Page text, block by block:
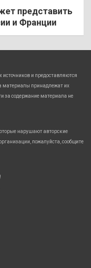
представить
и Франции
и предоставляются
материалы принадлежат их
за содержание материала не
нарушают авторские
пожалуйста, сообщите